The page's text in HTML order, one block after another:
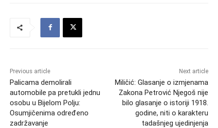
Previous article
Palicama demolirali
automobile pa pretukli jednu
osobu u Bijelom Polju:
Osumjičenima određeno
zadržavanje
Next article
Miličić: Glasanje o izmjenama
Zakona Petrović Njegoš nije
bilo glasanje o istoriji 1918.
godine, niti o karakteru
tadašnjeg ujedinjenja